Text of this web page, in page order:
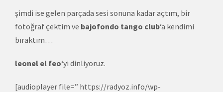
şimdi ise gelen parçada sesi sonuna kadar açtım, bir
fotoğraf çektim ve bajofondo tango club‘a kendimi
bıraktım…
leonel el feo‘yi dinliyoruz.
[audioplayer file=” https://radyoz.info/wp-